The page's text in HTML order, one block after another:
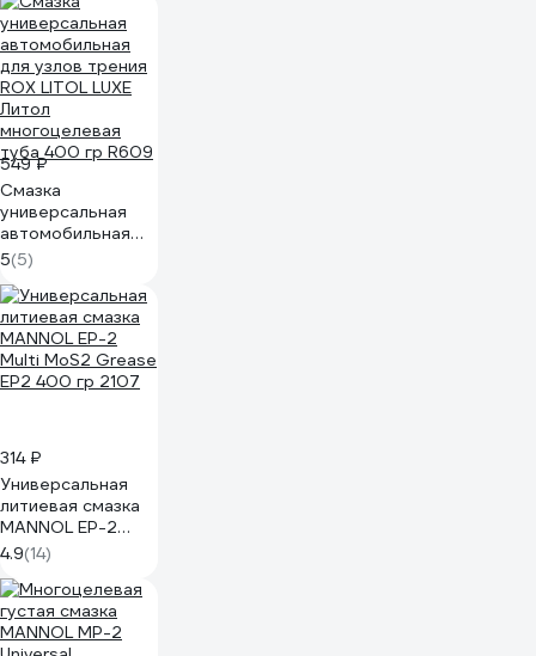
549 ₽
Смазка
универсальная
автомобильная
для узлов трения
ROX LITOL LUXE
Литол
многоцелевая
туба 400 гр R609
5(5)
314 ₽
Универсальная
литиевая смазка
MANNOL EP-2
Multi MoS2 Grease
EP2 400 гр 2107
4.9(14)